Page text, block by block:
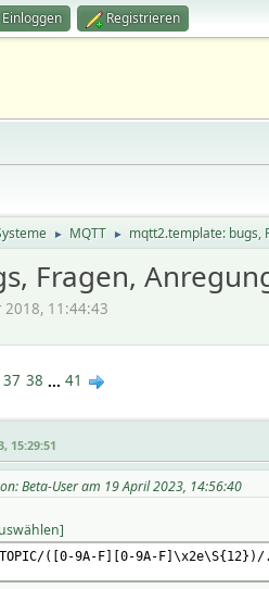
Einloggen Registrieren
► MQTT ► mqtt2.template: bugs,
Fragen,
2018, 11:44:43
37 38 ... 41
15:29:51
Beta-User am 19 April 2023, 14:56:40
([0-9A-F][0-9A-